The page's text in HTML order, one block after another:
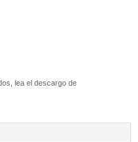
lea el descargo de